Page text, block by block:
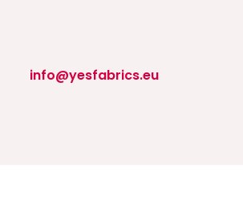
info@yesfabrics.eu